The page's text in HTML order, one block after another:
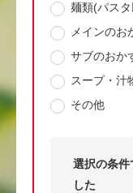
麺類(パス
メインのお
サブのおか
スープ・汁
その他
選択の条件
した